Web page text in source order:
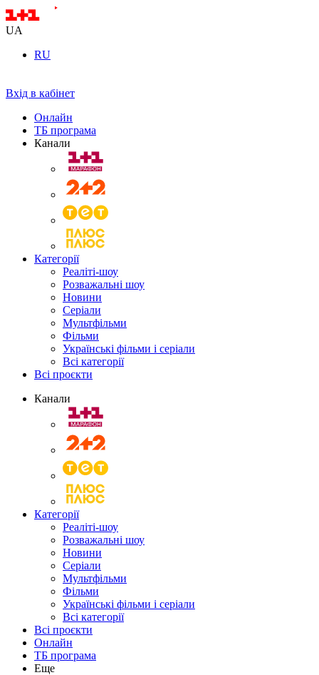
UA
RU
Вхід в кабінет
Онлайн
ТБ програма
Канали
Категорії
Реаліті-шоу
Розважальні шоу
Новини
Серіали
Мультфільми
Фільми
Українські фільми і серіали
Всі категорії
Всі проєкти
Канали
Категорії
Реаліті-шоу
Розважальні шоу
Новини
Серіали
Мультфільми
Фільми
Українські фільми і серіали
Всі категорії
Всі проєкти
Онлайн
ТБ програма
Еще